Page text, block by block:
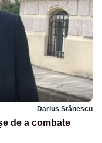
Darius Stănescu
de a combate